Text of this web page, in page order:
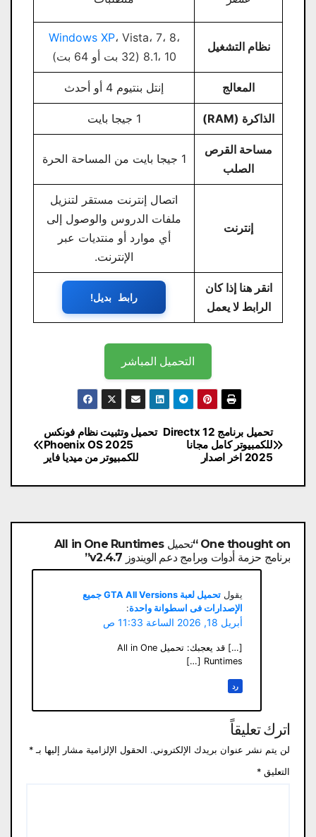
نظام التشغيل
Windows XP، Vista، 7، 8،
8.1، 10 (32 بت أو 64 بت)
المعالج إنتل بنتيوم 4 أو أحدث
الذاكرة (RAM) 1 جيجا بايت
مساحة القرص
الصلب
1 جيجا بايت من المساحة الحرة
إنترنت
اتصال إنترنت مستقر لتنزيل
ملفات الدروس والوصول إلى
أي موارد أو منتديات عبر
الإنترنت.
انقر هنا إذا كان
الرابط لا يعمل
رابط بديل!
التحميل المباشر
تصفّح
المقالات
تحميل وتثبيت نظام فونكس
Phoenix OS 2025
للكمبيوتر من ميديا فاير
تحميل برنامج Directx 12
للكمبيوتر كامل مجانا
2025 اخر اصدار
One thought on “تحميل All in One Runtimes
برنامج حزمة أدوات وبرامج دعم الويندوز v2.4.7”
يقول
تحميل لعبة GTA All Versions جميع
الإصدارات فى اسطوانة واحدة:
أبريل 18, 2026 الساعة 11:33 ص
[…] قد يعجبك: تحميل All in One
Runtimes […]
رد
اترك تعليقاً
لن يتم نشر عنوان بريدك الإلكتروني. الحقول الإلزامية مشار إليها بـ *
التعليق *